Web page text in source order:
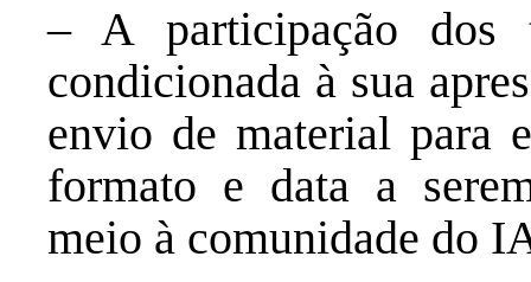
– A participação dos
condicionada à sua
envio de material para
formato e data a
meio à comunidade do